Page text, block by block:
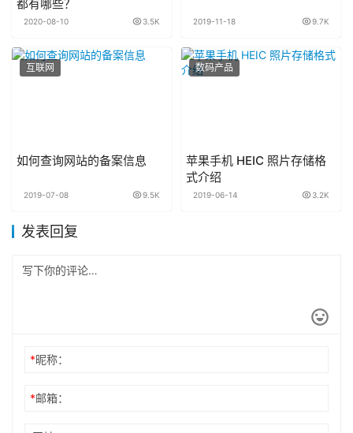
都有哪些？
2020-08-10 3.5K 2019-11-18 9.7K
互联网
如何查询网站的备案信息
2019-07-08 9.5K
数码产品
苹果手机 HEIC 照片存储格
式介绍
2019-06-14 3.2K
发表回复
*昵称：
*邮箱：